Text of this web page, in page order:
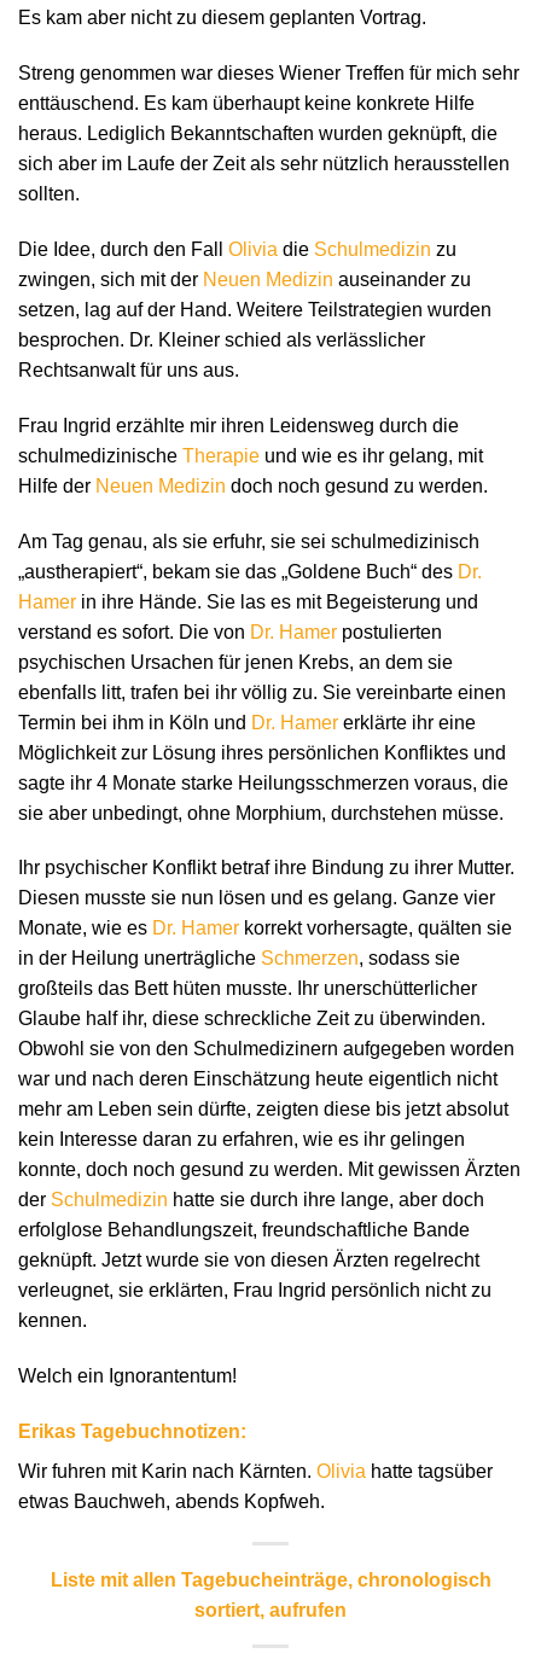
Es kam aber nicht zu diesem geplanten Vortrag.
Streng genommen war dieses Wiener Treffen für mich sehr
enttäuschend. Es kam überhaupt keine konkrete Hilfe
heraus. Lediglich Bekanntschaften wurden geknüpft, die
sich aber im Laufe der Zeit als sehr nützlich herausstellen
sollten.
Die Idee, durch den Fall Olivia die Schulmedizin zu
zwingen, sich mit der Neuen Medizin auseinander zu
setzen, lag auf der Hand. Weitere Teilstrategien wurden
besprochen. Dr. Kleiner schied als verlässlicher
Rechtsanwalt für uns aus.
Frau Ingrid erzählte mir ihren Leidensweg durch die
schulmedizinische Therapie und wie es ihr gelang, mit
Hilfe der Neuen Medizin doch noch gesund zu werden.
Am Tag genau, als sie erfuhr, sie sei schulmedizinisch
„austherapiert“, bekam sie das „Goldene Buch“ des Dr.
Hamer in ihre Hände. Sie las es mit Begeisterung und
verstand es sofort. Die von Dr. Hamer postulierten
psychischen Ursachen für jenen Krebs, an dem sie
ebenfalls litt, trafen bei ihr völlig zu. Sie vereinbarte einen
Termin bei ihm in Köln und Dr. Hamer erklärte ihr eine
Möglichkeit zur Lösung ihres persönlichen Konfliktes und
sagte ihr 4 Monate starke Heilungsschmerzen voraus, die
sie aber unbedingt, ohne Morphium, durchstehen müsse.
Ihr psychischer Konflikt betraf ihre Bindung zu ihrer Mutter.
Diesen musste sie nun lösen und es gelang. Ganze vier
Monate, wie es Dr. Hamer korrekt vorhersagte, quälten sie
in der Heilung unerträgliche Schmerzen, sodass sie
großteils das Bett hüten musste. Ihr unerschütterlicher
Glaube half ihr, diese schreckliche Zeit zu überwinden.
Obwohl sie von den Schulmedizinern aufgegeben worden
war und nach deren Einschätzung heute eigentlich nicht
mehr am Leben sein dürfte, zeigten diese bis jetzt absolut
kein Interesse daran zu erfahren, wie es ihr gelingen
konnte, doch noch gesund zu werden. Mit gewissen Ärzten
der Schulmedizin hatte sie durch ihre lange, aber doch
erfolglose Behandlungszeit, freundschaftliche Bande
geknüpft. Jetzt wurde sie von diesen Ärzten regelrecht
verleugnet, sie erklärten, Frau Ingrid persönlich nicht zu
kennen.
Welch ein Ignorantentum!
Erikas Tagebuchnotizen:
Wir fuhren mit Karin nach Kärnten. Olivia hatte tagsüber
etwas Bauchweh, abends Kopfweh.
Liste mit allen Tagebucheinträge, chronologisch
sortiert, aufrufen